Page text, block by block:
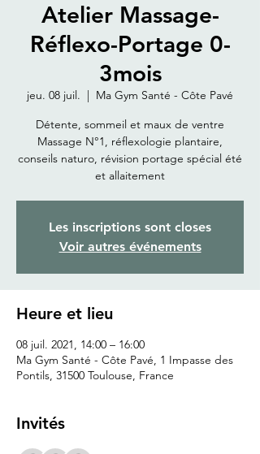
Atelier Massage-
Réflexo-Portage 0-
3mois
jeu. 08 juil.
  |
Ma Gym Santé - Côte Pavé
Détente, sommeil et maux de ventre
Massage N°1, réflexologie plantaire,
conseils naturo, révision portage spécial été
et allaitement
Les inscriptions sont closes
Voir autres événements
Heure et lieu
08 juil. 2021, 14:00 – 16:00
Ma Gym Santé - Côte Pavé, 1 Impasse des
Pontils, 31500 Toulouse, France
Invités